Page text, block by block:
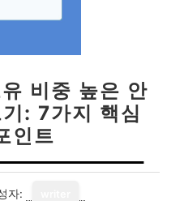
비중 높은 안
: 7가지 핵심
인트
자: